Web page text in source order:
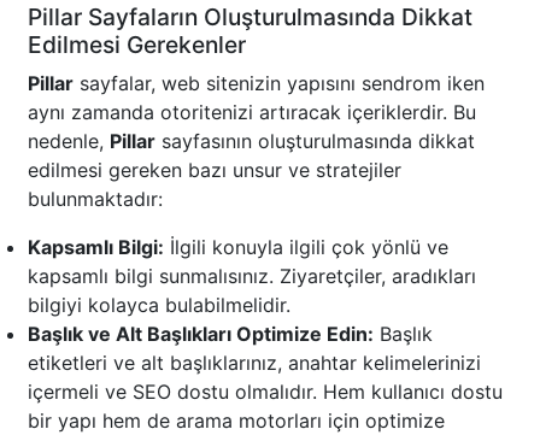
Pillar Sayfaların Oluşturulmasında Dikkat
Edilmesi Gerekenler
Pillar sayfalar, web sitenizin yapısını sendrom iken
aynı zamanda otoritenizi artıracak içeriklerdir. Bu
nedenle, Pillar sayfasının oluşturulmasında dikkat
edilmesi gereken bazı unsur ve stratejiler
bulunmaktadır:
Kapsamlı Bilgi: İlgili konuyla ilgili çok yönlü ve
kapsamlı bilgi sunmalısınız. Ziyaretçiler, aradıkları
bilgiyi kolayca bulabilmelidir.
Başlık ve Alt Başlıkları Optimize Edin: Başlık
etiketleri ve alt başlıklarınız, anahtar kelimelerinizi
içermeli ve SEO dostu olmalıdır. Hem kullanıcı dostu
bir yapı hem de arama motorları için optimize